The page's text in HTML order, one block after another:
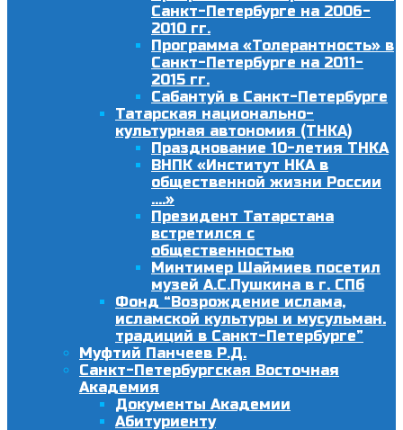
Санкт-Петербурге на 2006-
2010 гг.
Программа «Толерантность» в
Санкт-Петербурге на 2011-
2015 гг.
Сабантуй в Санкт-Петербурге
Татарская национально-
культурная автономия (ТНКА)
Празднование 10-летия ТНКА
ВНПК «Институт НКА в
общественной жизни России
….»
Президент Татарстана
встретился с
общественностью
Минтимер Шаймиев посетил
музей А.С.Пушкина в г. СПб
Фонд “Возрождение ислама,
исламской культуры и мусульман.
традиций в Санкт-Петербурге”
Муфтий Панчеев Р.Д.
Санкт-Петербургская Восточная
Академия
Документы Академии
Абитуриенту